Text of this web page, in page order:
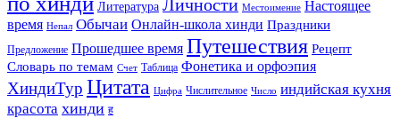
Литература Личности Местоимение Настоящее
время Непал Обычаи Онлайн-школа хинди Праздники
Предложение Прошедшее время Путешествия Рецепт
Словарь по темам Счет Таблица Фонетика и орфоэпия
ХиндиТур Цитата Цифра Числительное Число индийская кухня
красота хинди ह